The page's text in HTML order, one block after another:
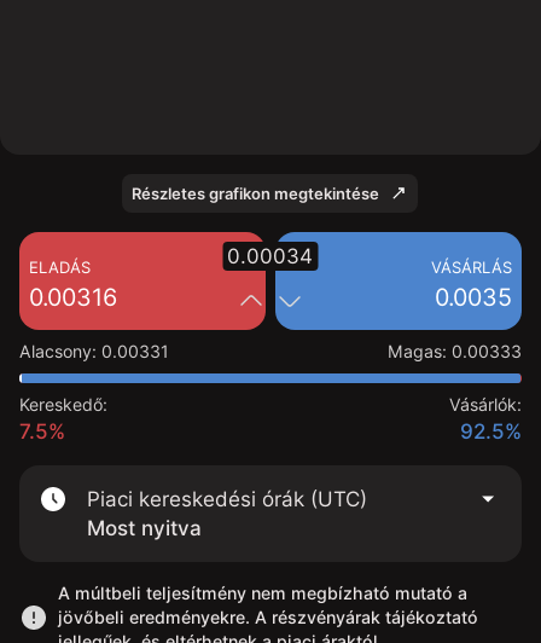
Részletes grafikon megtekintése
ELADÁS
0.00316
VÁSÁRLÁS
0.0035
0.00034
Alacsony: 0.00331 Magas: 0.00333
Kereskedő:
7.5%
Vásárlók:
92.5%
Piaci kereskedési órák (UTC)
Most nyitva
A múltbeli teljesítmény nem megbízható mutató a
jövőbeli eredményekre. A részvényárak tájékoztató